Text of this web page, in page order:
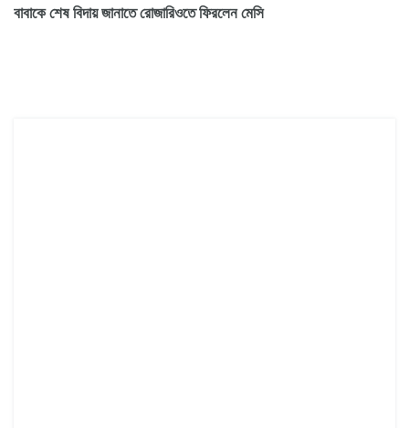
বাবাকে শেষ বিদায় জানাতে রোজারিওতে ফিরলেন মেসি